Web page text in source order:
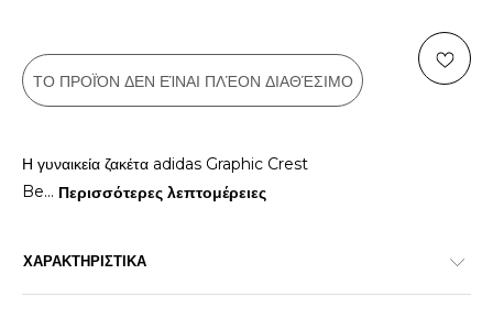
ΤΟ ΠΡΟΪΌΝ ΔΕΝ ΕΊΝΑΙ ΠΛΈΟΝ ΔΙΑΘΈΣΙΜΟ
Η γυναικεία ζακέτα adidas Graphic Crest
Be... Περισσότερες λεπτομέρειες
ΧΑΡΑΚΤΗΡΙΣΤΙΚΑ